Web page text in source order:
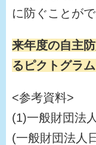
に防ぐことがで
来年度の自主
るピクトグラ
<参考資料>
(1)一般財団法
(一般財団法人